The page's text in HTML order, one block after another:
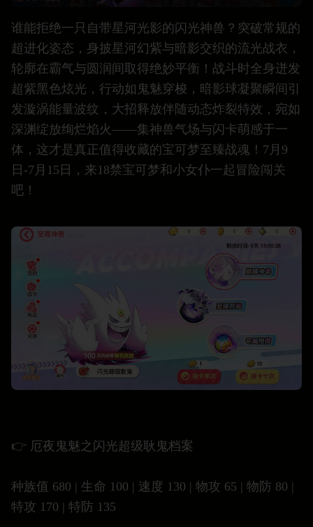
谁能拒绝一只自带星河光影的闪光神兽？突破常规的
超进化姿态，身披星河幻紫与暗影交织的流光战衣，
轮廓在霸气与圆润间取得绝妙平衡！战斗时全身迸发
超紫黑色炫光，行动如鬼魅穿梭，暗影球凝聚瞬间引
发漩涡能量波纹，大招释放伴随动态炸裂特效，宛如
深渊绽放绚烂焰火——集神兽气场与闪卡萌感于一
体，这才是真正值得收藏的宝可梦至臻战魂！7月9
日-7月15日，来18禁宝可梦和小女仆一起冒险闯关
吧！
👉 厄夜鬼魅之闪光超级耿鬼档案
种族值 680 | 生命 100 | 速度 130 | 物攻 65 | 物防 80 |
特攻 170 | 特防 135